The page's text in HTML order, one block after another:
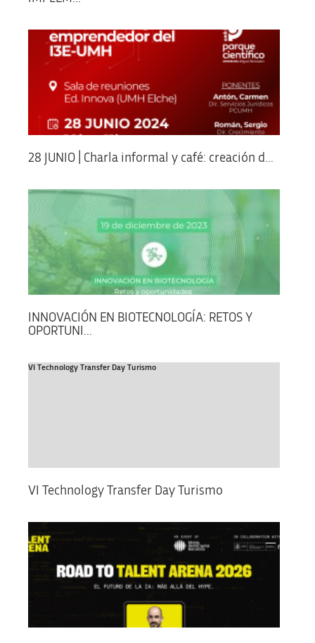
28 JUNIO | Charla informal y café: creación d...
INNOVACIÓN EN BIOTECNOLOGÍA: RETOS Y
OPORTUNI...
VI Technology Transfer Day Turismo
VI Technology Transfer Day Turismo